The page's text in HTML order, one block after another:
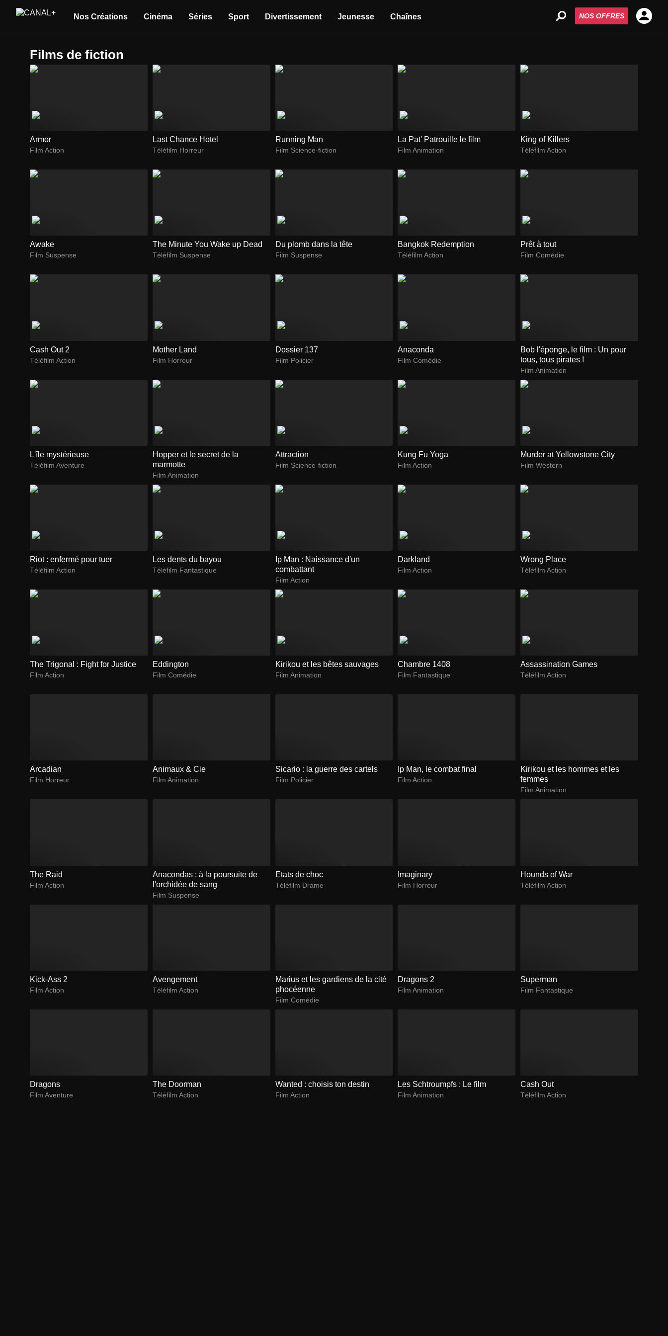
Nos Créations Cinéma Séries Sport Divertissement Jeunesse Chaînes NOS OFFRES
films de fiction
Armor
Film Action
Last Chance Hotel
Téléfilm Horreur
Running Man
Film Science-fiction
La Pat' Patrouille le film
Film Animation
King of Killers
Téléfilm Action
Awake
Film Suspense
The Minute You Wake up Dead
Téléfilm Suspense
Du plomb dans la tête
Film Suspense
Bangkok Redemption
Téléfilm Action
Prêt à tout
Film Comédie
Cash Out 2
Téléfilm Action
Mother Land
Film Horreur
Dossier 137
Film Policier
Anaconda
Film Comédie
Bob l'éponge, le film : Un pour
tous, tous pirates !
Film Animation
L'île mystérieuse
Téléfilm Aventure
Hopper et le secret de la
marmotte
Film Animation
Attraction
Film Science-fiction
Kung Fu Yoga
Film Action
Murder at Yellowstone City
Film Western
Riot : enfermé pour tuer
Téléfilm Action
Les dents du bayou
Téléfilm Fantastique
Ip Man : Naissance d'un
combattant
Film Action
Darkland
Film Action
Wrong Place
Téléfilm Action
The Trigonal : Fight for Justice
Film Action
Eddington
Film Comédie
Kirikou et les bêtes sauvages
Film Animation
Chambre 1408
Film Fantastique
Assassination Games
Téléfilm Action
Arcadian
Film Horreur
Animaux & Cie
Film Animation
Sicario : la guerre des cartels
Film Policier
Ip Man, le combat final
Film Action
Kirikou et les hommes et les
femmes
Film Animation
The Raid
Film Action
Anacondas : à la poursuite de
l'orchidée de sang
Film Suspense
Etats de choc
Téléfilm Drame
Imaginary
Film Horreur
Hounds of War
Téléfilm Action
Kick-Ass 2
Film Action
Avengement
Téléfilm Action
Marius et les gardiens de la cité
phocéenne
Film Comédie
Dragons 2
Film Animation
Superman
Film Fantastique
Dragons
Film Aventure
The Doorman
Téléfilm Action
Wanted : choisis ton destin
Film Action
Les Schtroumpfs : Le film
Film Animation
Cash Out
Téléfilm Action